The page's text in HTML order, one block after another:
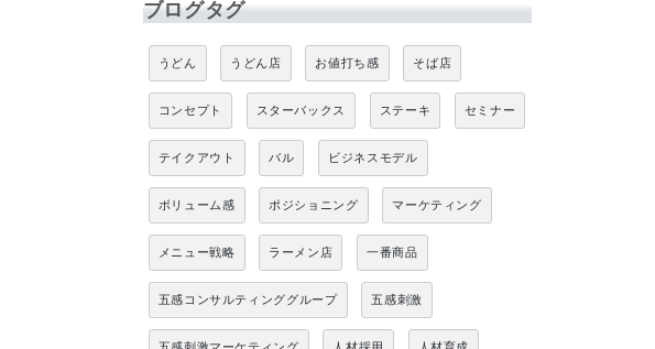
ブログタグ
うどん うどん店 お値打ち感 そば店
コンセプト スターバックス ステーキ セミナー
テイクアウト バル ビジネスモデル
ボリューム感 ポジショニング マーケティング
メニュー戦略 ラーメン店 一番商品
五感コンサルティンググループ 五感刺激